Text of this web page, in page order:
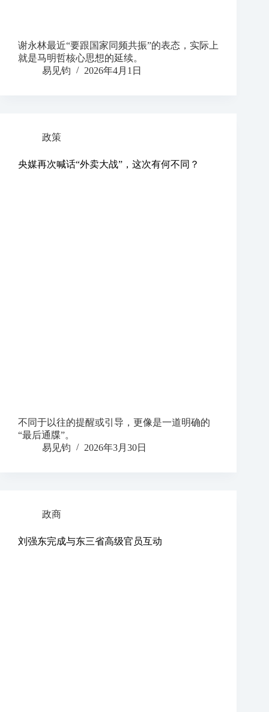
谢永林最近“要跟国家同频共振”的表态，实际上
就是马明哲核心思想的延续。
易见钧
2026年4月1日
政策
央媒再次喊话“外卖大战”，这次有何不同？
不同于以往的提醒或引导，更像是一道明确的
“最后通牒”。
易见钧
2026年3月30日
政商
刘强东完成与东三省高级官员互动